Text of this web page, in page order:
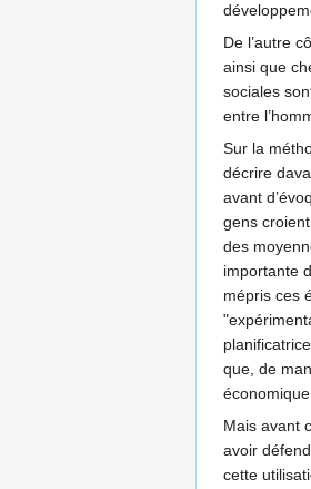
De l’autre
ainsi que
sociales
entre
Sur la
décrire
avant
gens
des
importante
mépris ces
que, de
Mais avant
avoir
cette